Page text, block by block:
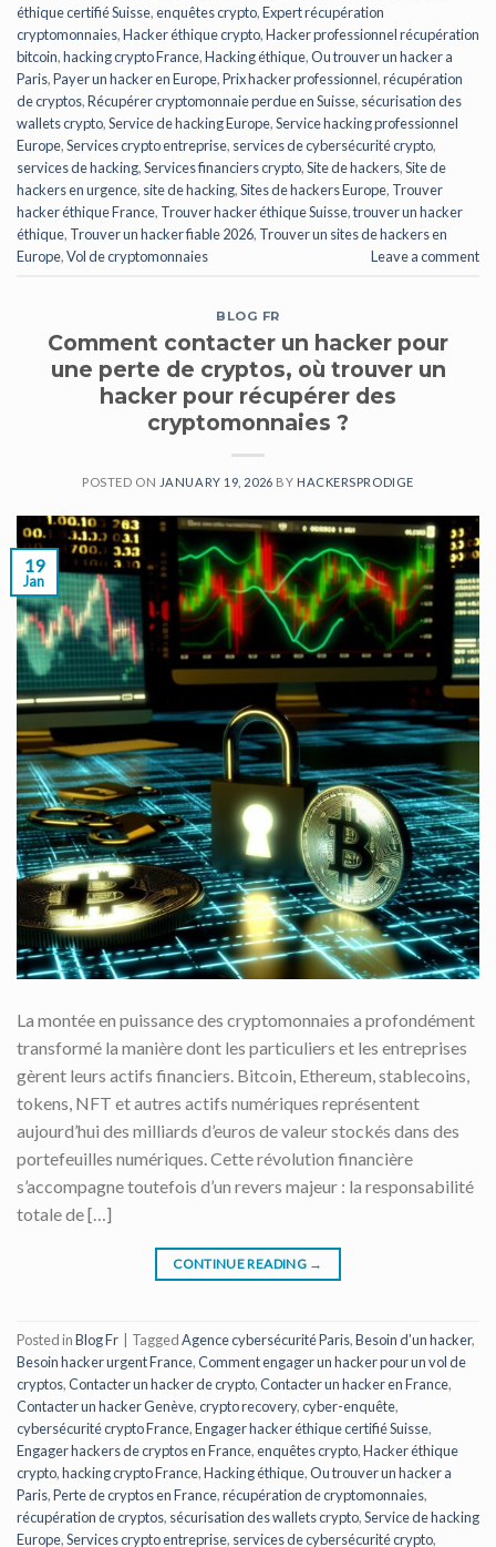
éthique certifié Suisse,enquêtes crypto,Expert récupération
cryptomonnaies,Hacker éthique crypto,Hacker professionnel récupération
bitcoin,hacking crypto France,Hacking éthique,Ou trouver un hacker a
Paris,Payer un hacker en Europe,Prix hacker professionnel,récupération
de cryptos,Récupérer cryptomonnaie perdue en Suisse, sécurisation des
wallets crypto,Service de hacking Europe,Service hacking professionnel
Europe,Services crypto entreprise, services de cybersécurité crypto,
services de hacking,Services financiers crypto,Site de hackers,Site de
hackers en urgence, site de hacking,Sites de hackers Europe, Trouver
hacker éthique France, Trouver hacker éthique Suisse,trouver un hacker
éthique, Trouver un hacker fiable 2026, Trouver un sites de hackers en
Europe,Vol de cryptomonnaies Leave a comment
BLOG FR
Comment contacter un hacker pour
une perte de cryptos, où trouver un
hacker pour récupérer des
cryptomonnaies ?
POSTED ON JANUARY 19, 2026 BY HACKERSPRODIGE
19
Jan
La montée en puissance des cryptomonnaies a profondément
transformé la manière dont les particuliers et les entreprises
gèrent leurs actifs financiers. Bitcoin, Ethereum, stablecoins,
tokens, NFT et autres actifs numériques représentent
aujourd’hui des milliards d’euros de valeur stockés dans des
portefeuilles numériques. Cette révolution financière
s’accompagne toutefois d’un revers majeur : la responsabilité
totale de […]
CONTINUE READING →
Posted inBlog Fr TaggedAgence cybersécurité Paris,Besoin d’un hacker,
Besoin hacker urgent France,Comment engager un hacker pour un vol de
cryptos,Contacter un hacker de crypto,Contacter un hacker en France,
Contacter un hacker Genève,crypto recovery,cyber-enquête,
cybersécurité crypto France,Engager hacker éthique certifié Suisse,
Engager hackers de cryptos en France,enquêtes crypto,Hacker éthique
crypto,hacking crypto France,Hacking éthique,Ou trouver un hacker a
Paris,Perte de cryptos en France,récupération de cryptomonnaies,
récupération de cryptos, sécurisation des wallets crypto,Service de hacking
Europe,Services crypto entreprise, services de cybersécurité crypto,